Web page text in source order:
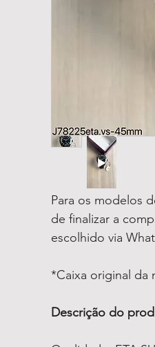
Para os modelos
de finalizar a
escolhido via
*Caixa original da
Descrição do